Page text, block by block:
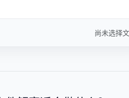
尚未选择